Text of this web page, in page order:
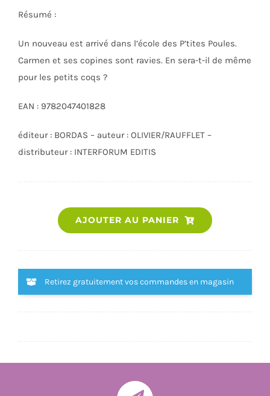
Résumé :
Un nouveau est arrivé dans l’école des P’tites Poules.
Carmen et ses copines sont ravies. En sera-t-il de même
pour les petits coqs ?
EAN : 9782047401828
éditeur : BORDAS – auteur : OLIVIER/RAUFFLET –
distributeur : INTERFORUM EDITIS
de
SAIS
LIRE
P'TITES
AJOUTER AU PANIER
Retirez gratuitement vos commandes en magasin